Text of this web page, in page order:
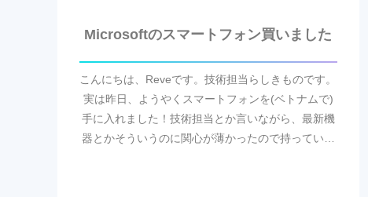
Microsoftのスマートフォン買いました
こんにちは、Reveです。技術担当らしきものです。
実は昨日、ようやくスマートフォンを(ベトナムで)
手に入れました！技術担当とか言いながら、最新機
器とかそういうのに関心が薄かったので持っていま